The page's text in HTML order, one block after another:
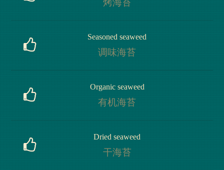
Roasted seaweed
烤海苔
Seasoned seaweed
调味海苔
Seasoned seaweed
调味海苔
Organic seaweed
有机海苔
Organic seaweed
有机海苔
Dried seaweed
干海苔